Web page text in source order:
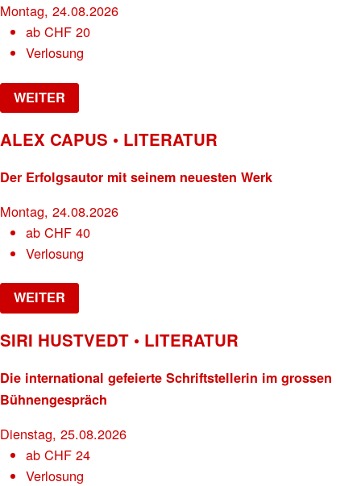
Montag, 24.08.2026
abCHF 20
Verlosung
WEITER
ALEX CAPUS • LITERATUR
Der Erfolgsautor mit seinem neuesten Werk
Montag, 24.08.2026
abCHF 40
Verlosung
WEITER
SIRI HUSTVEDT • LITERATUR
Die international gefeierte Schriftstellerin im grossen
Bühnengespräch
Dienstag, 25.08.2026
abCHF 24
Verlosung